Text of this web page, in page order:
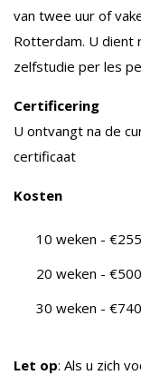
van twee uur of
Rotterdam. U dient
zelfstudie per les
Certificering
U ontvangt na de
certificaat
Kosten
10 weken - €255
20 weken - €500
30 weken - €740
Let op: Als u zich